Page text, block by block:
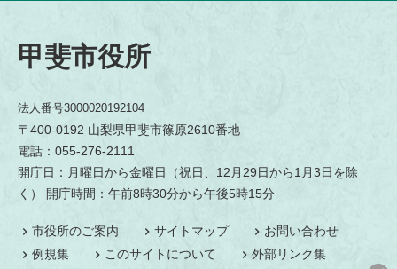
甲斐市役所
法人番号3000020192104
〒400-0192 山梨県甲斐市篠原2610番地
電話：055-276-2111
開庁日：月曜日から金曜日（祝日、12月29日から1月3日を除
く） 開庁時間：午前8時30分から午後5時15分
市役所のご案内 サイトマップ
お問い合わせ
例規集
このサイトについて 外部リンク集